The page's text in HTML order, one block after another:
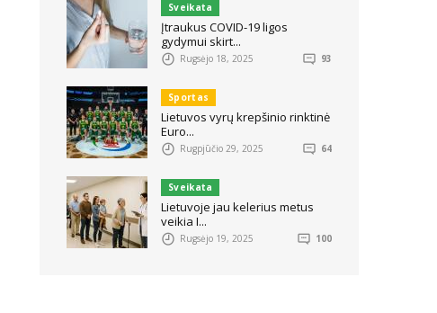
Sveikata
Įtraukus COVID-19 ligos
gydymui skirt...
Rugsėjo 18, 2025 93
Sportas
Lietuvos vyrų krepšinio rinktinė
Euro...
Rugpjūčio 29, 2025 64
Sveikata
Lietuvoje jau kelerius metus
veikia I...
Rugsėjo 19, 2025 100